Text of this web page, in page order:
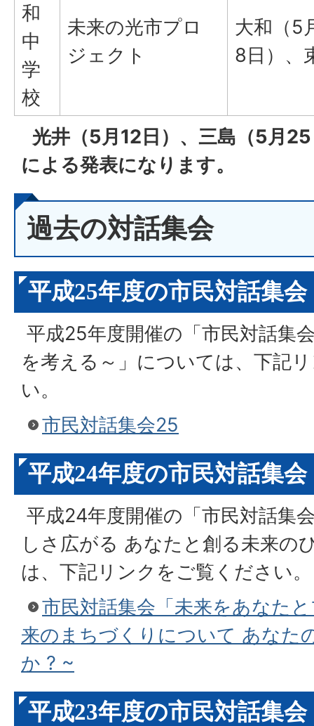
和
中
学
校
未来の光市プロ
ジェクト
大和（5
8日）、
光井（5月12日）、三島（5月
による発表になります。
過去の対話集会
平成25年度の市民対話集会
平成25年度開催の「市民対話集
を考える～」については、下記
い。
市民対話集会25
平成24年度の市民対話集会
平成24年度開催の「市民対話集
しさ広がる あなたと創る未来の
は、下記リンクをご覧ください。
市民対話集会「未来をあなた
来のまちづくりについて あなた
か ? ~
平成23年度の市民対話集会